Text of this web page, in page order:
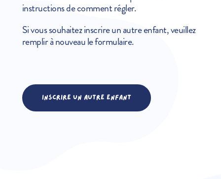
instructions de comment régler.
Si vous souhaitez inscrire un autre enfant, veuillez
remplir à nouveau le formulaire.
INSCRIRE UN AUTRE ENFANT